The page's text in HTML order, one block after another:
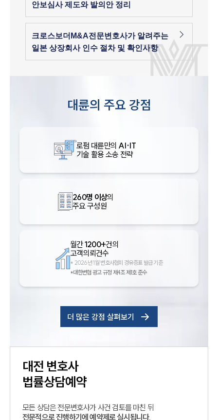
안보심사 제도와 발의안 정리
크로스보더M&A전문변호사가 알려주는
일본 상장회사 인수 절차 및 확인사항
대륜의 주요 강점
로펌 대륜만의 AI·IT
기술 활용 소송 전략
260명 이상의
주요 구성원
월간1200+건의
고객의뢰건수
* 2026년 1월 변호사협회 경유증표 발급 기준
*대한변협 광고 규정 제4조 제1호 준수
더 많은 강점 살펴보기
대전 변호사
법률상담예약
모든 상담은 전문변호사가 사건 검토를 마친 뒤
전문적으로 진행하기에 예약제로 실시됩니다.